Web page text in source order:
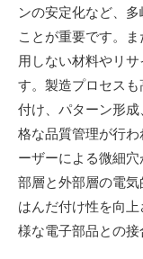
ンの安定化など、
ことが重要です。
用しない材料やリ
す。製造プロセス
付け、パターン形
格な品質管理が行
ーザーによる微細
部層と外部層の電
はんだ付け性を向
様な電子部品との接